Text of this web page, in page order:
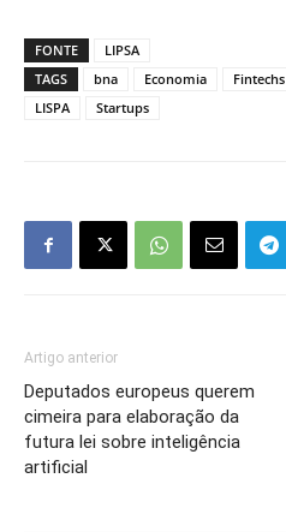
FONTE
LIPSA
TAGS
bna Economia Fintechs
LISPA
Startups
Artigo anterior
Deputados europeus querem
cimeira para elaboração da
futura lei sobre inteligência
artificial